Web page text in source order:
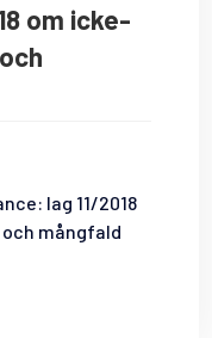
om icke-
lag 11/2018
mångfald